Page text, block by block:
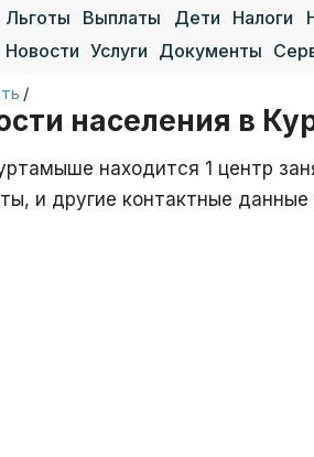
Льготы Выплаты Дети Налоги
Новости Услуги Документы
/
населения в
находится 1 центр
и другие контактные